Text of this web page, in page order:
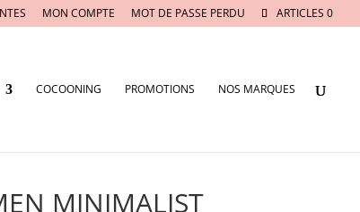
MON COMPTE MOT DE PASSE PERDU ARTICLES 0
COCOONING PROMOTIONS NOS MARQUES
MINIMALIST